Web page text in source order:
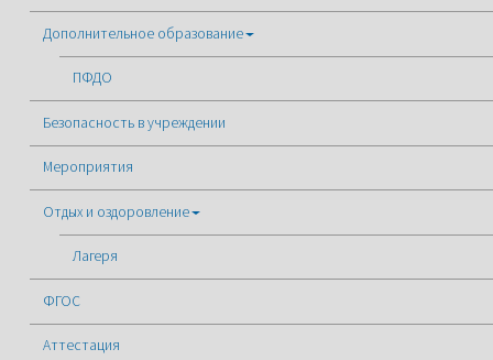
Дополнительное образование
ПФДО
Безопасность в учреждении
Мероприятия
Отдых и оздоровление
Лагеря
ФГОС
Аттестация